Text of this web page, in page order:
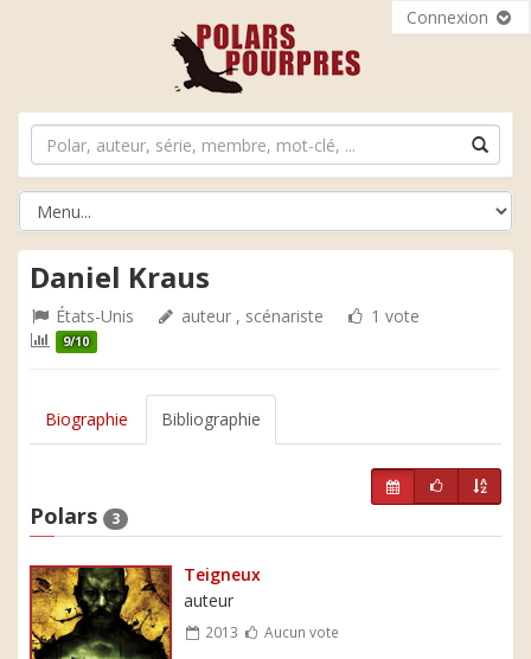
Connexion
Daniel Kraus
États-Unis auteur , scénariste 1 vote
9/10
Biographie Bibliographie
Polars 3
Teigneux
auteur
2013 Aucun vote